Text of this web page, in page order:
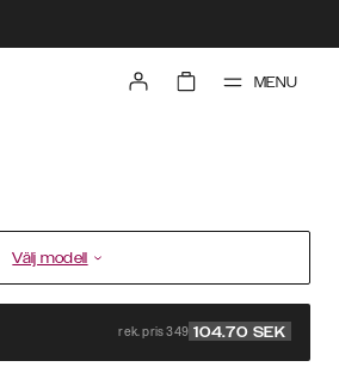
MENU
Välj modell
rek. pris 349 104.70 SEK